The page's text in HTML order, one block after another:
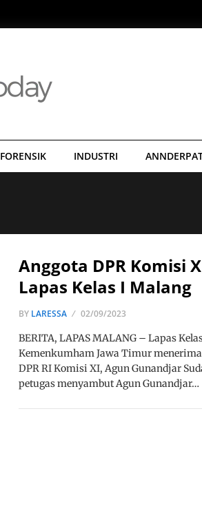
FORENSIK INDUSTRI
Anggota DPR Komisi
Lapas Kelas I Malang
BY LARESSA 02/09/2023
BERITA, LAPAS MALANG – Lapas
Kemenkumham Jawa Timur
DPR RI Komisi XI, Agun Gunandjar
petugas menyambut Agun Gunandjar…